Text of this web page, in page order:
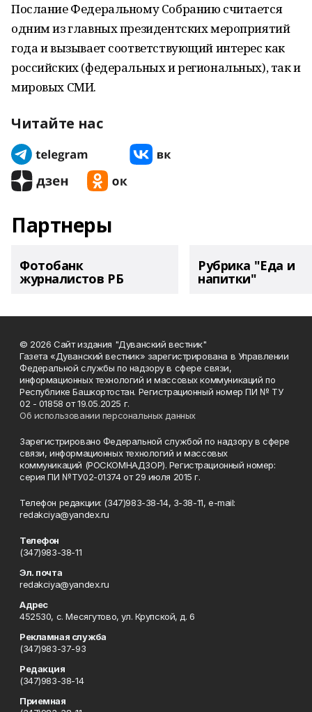
Послание Федеральному Собранию считается
одним из главных президентских мероприятий
года и вызывает соответствующий интерес как
российских (федеральных и региональных), так и
мировых СМИ.
Читайте нас
Партнеры
Фотобанк
журналистов РБ
Рубрика "Еда и
напитки"
© 2026 Сайт издания "Дуванский вестник"
Газета «Дуванский вестник» зарегистрирована в Управлении
Федеральной службы по надзору в сфере связи,
информационных технологий и массовых коммуникаций по
Республике Башкортостан. Регистрационный номер ПИ № ТУ
02 - 01858 от 19.05.2025 г.
Об использовании персональных данных
Зарегистрировано Федеральной службой по надзору в сфере
связи, информационных технологий и массовых
коммуникаций (РОСКОМНАДЗОР). Регистрационный номер:
серия ПИ №ТУ02-01374 от 29 июля 2015 г.
Телефон редакции: (347)983-38-14, 3-38-11, e-mail:
redakciya@yandex.ru
Телефон
(347)983-38-11
Эл. почта
redakciya@yandex.ru
Адрес
452530, с. Месягутово, ул. Крупской, д. 6
Рекламная служба
(347)983-37-93
Редакция
(347)983-38-14
Приемная